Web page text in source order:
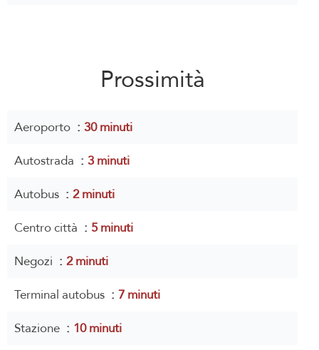
Prossimità
Aeroporto
30 minuti
Autostrada
3 minuti
Autobus
2 minuti
Centro città
5 minuti
Negozi
2 minuti
Terminal autobus
7 minuti
Stazione
10 minuti